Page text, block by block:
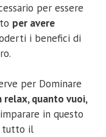
per essere
per avere
i benefici di
per Dominare
relax, quanto vuoi,
in questo
tutto il